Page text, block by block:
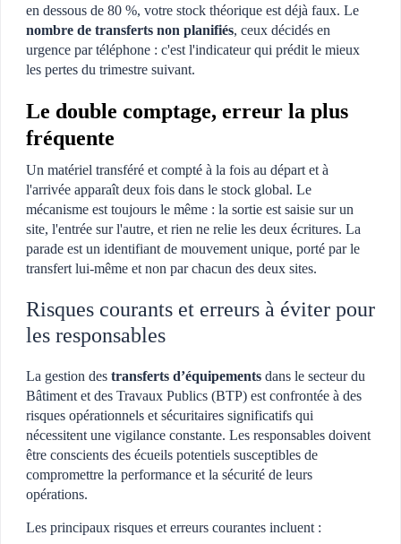
en dessous de 80 %, votre stock théorique est déjà faux. Le
nombre de transferts non planifiés, ceux décidés en
urgence par téléphone : c'est l'indicateur qui prédit le mieux
les pertes du trimestre suivant.
Le double comptage, erreur la plus
fréquente
Un matériel transféré et compté à la fois au départ et à
l'arrivée apparaît deux fois dans le stock global. Le
mécanisme est toujours le même : la sortie est saisie sur un
site, l'entrée sur l'autre, et rien ne relie les deux écritures. La
parade est un identifiant de mouvement unique, porté par le
transfert lui-même et non par chacun des deux sites.
Risques courants et erreurs à éviter pour
les responsables
La gestion des transferts d’équipements dans le secteur du
Bâtiment et des Travaux Publics (BTP) est confrontée à des
risques opérationnels et sécuritaires significatifs qui
nécessitent une vigilance constante. Les responsables doivent
être conscients des écueils potentiels susceptibles de
compromettre la performance et la sécurité de leurs
opérations.
Les principaux risques et erreurs courantes incluent :